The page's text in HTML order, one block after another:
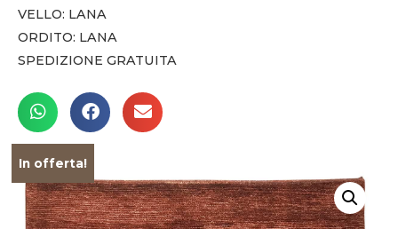
VELLO: LANA
ORDITO: LANA
SPEDIZIONE GRATUITA
In offerta!